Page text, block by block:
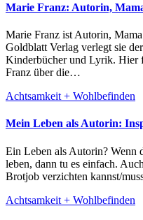
Marie Franz: Autorin,
Marie Franz ist Autorin, Mama und Unternehmerin. Mit dem
Goldblatt Verlag verlegt sie
Kinderbücher und Lyrik. Hier
Franz über die…
Achtsamkeit + Wohlbefinden
Mein Leben als Autorin:
Ein Leben als Autorin? Wenn du davon träumst vom Schreiben zu
leben, dann tu es einfach.
Brotjob verzichten kannst/
Achtsamkeit + Wohlbefinden